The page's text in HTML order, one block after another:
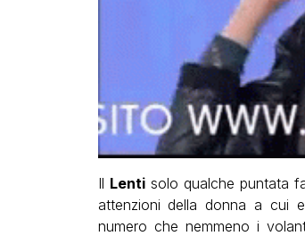
Il Lentisolo qualche puntata
attenzioni della donna a cui
numero che nemmeno i